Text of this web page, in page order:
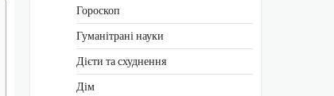
Гороскоп
Гуманітрані науки
Дієти та схуднення
Дім